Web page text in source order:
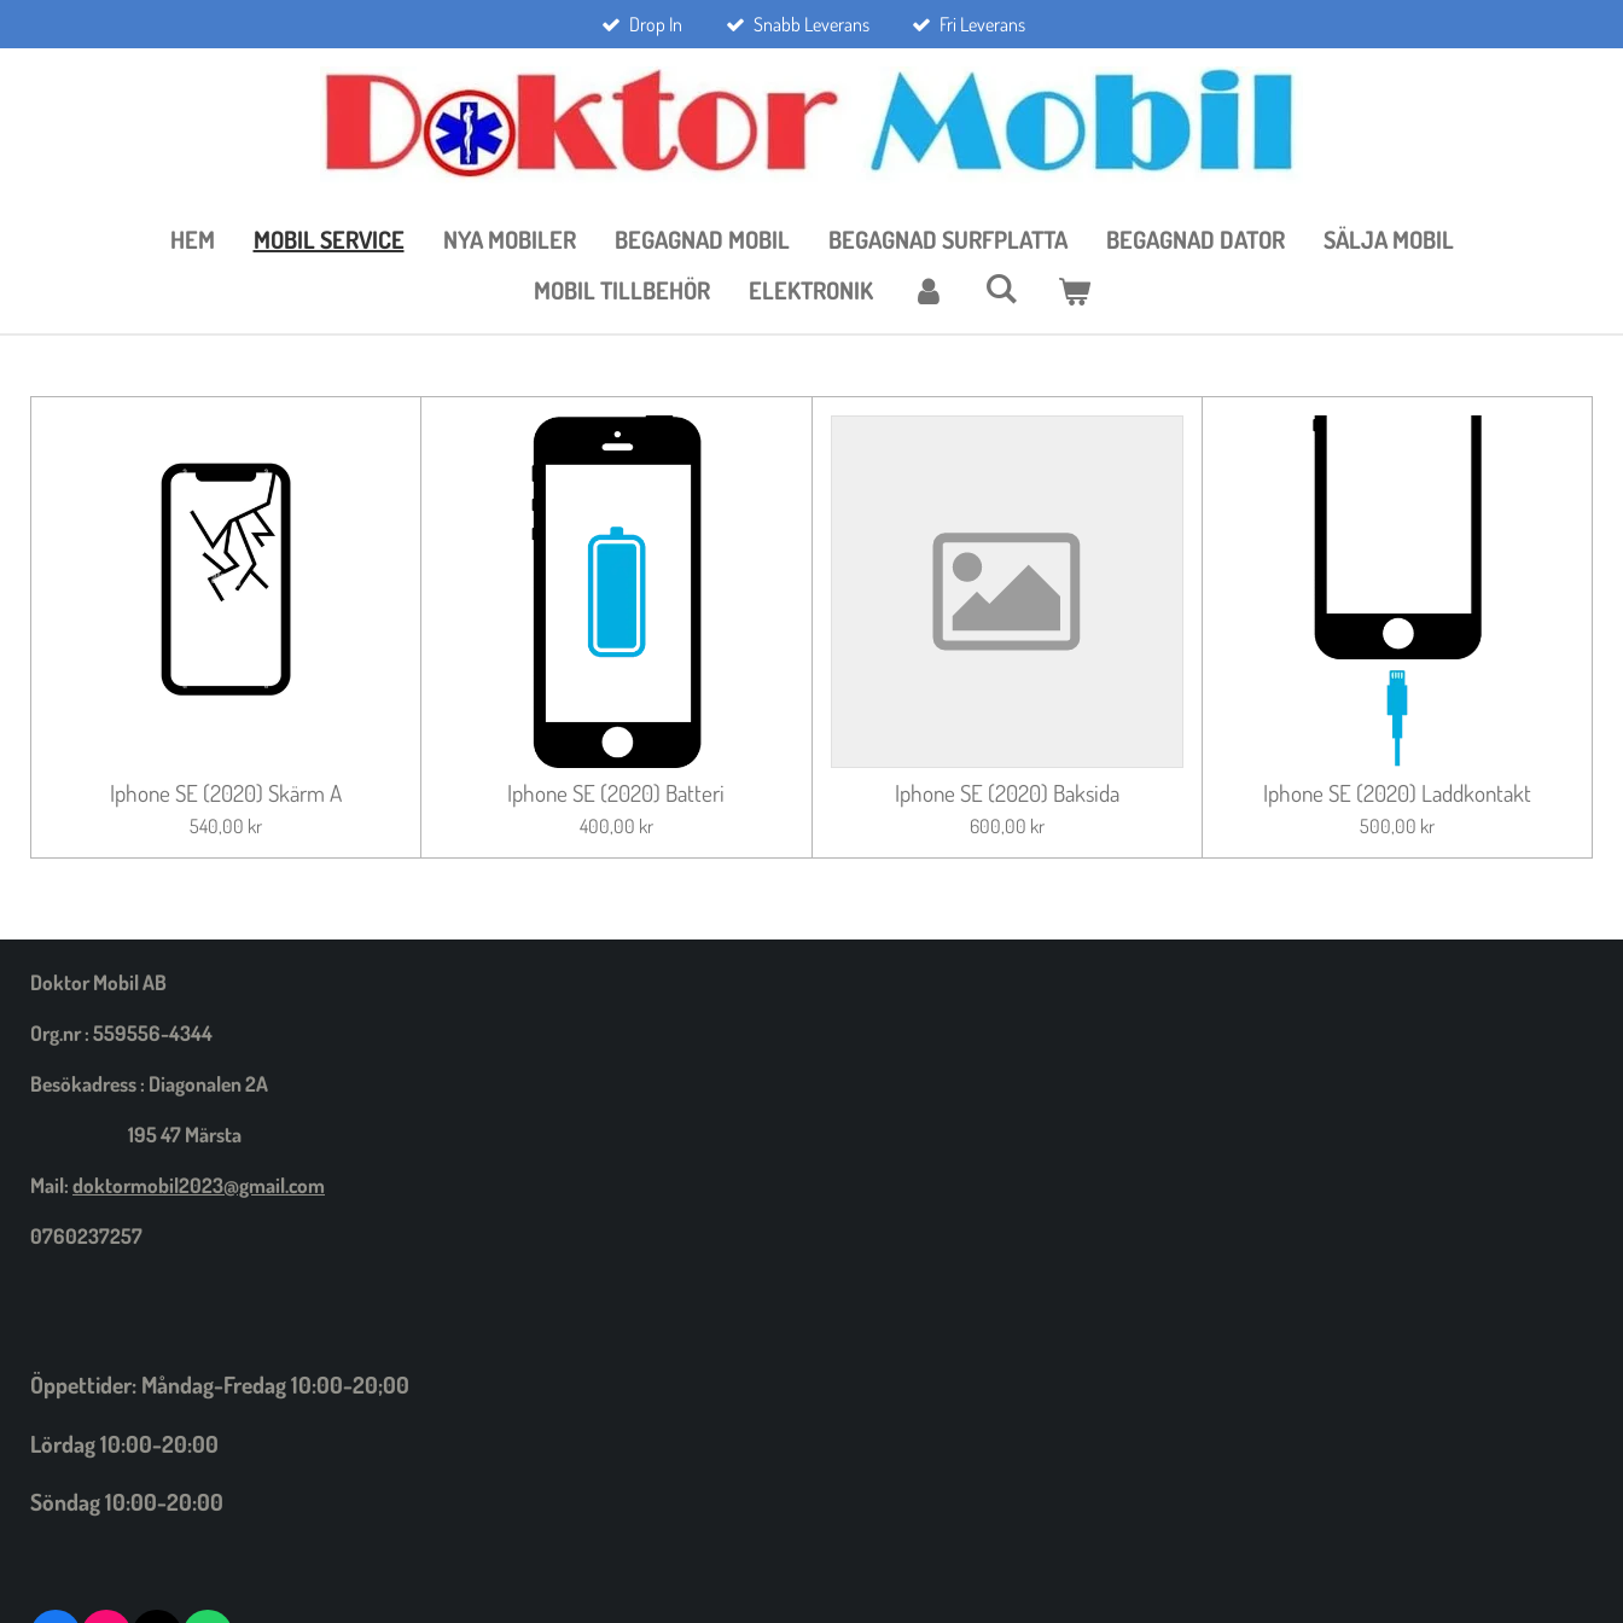
till
Drop In Snabb Leverans Fri Leverans
HEM MOBIL SERVICE NYA MOBILER BEGAGNAD MOBIL BEGAGNAD SURFPLATTA BEGAGNAD DATOR
SÄLJA MOBIL
MOBIL TILLBEHÖR
ELEKTRONIK
Iphone SE (2020) Skärm A
540,00 kr
Iphone SE (2020) Batteri
400,00 kr
Iphone SE (2020) Baksida
600,00 kr
Iphone SE (2020) Laddkontakt
500,00 kr
Doktor Mobil AB
Org.nr : 559556-4344
Besökadress : Diagonalen 2A
195 47 Märsta
Mail:doktormobil2023@gmail.com
0760237257
Öppettider: Måndag-Fredag 10:00-20;00
Lördag 10:00-20:00
Söndag 10:00-20:00